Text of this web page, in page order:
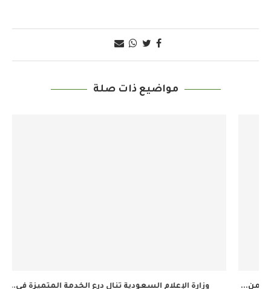
مواضيع ذات صلة
وزارة الإعلام السعودية تنال درع الخدمة المتميزة في...